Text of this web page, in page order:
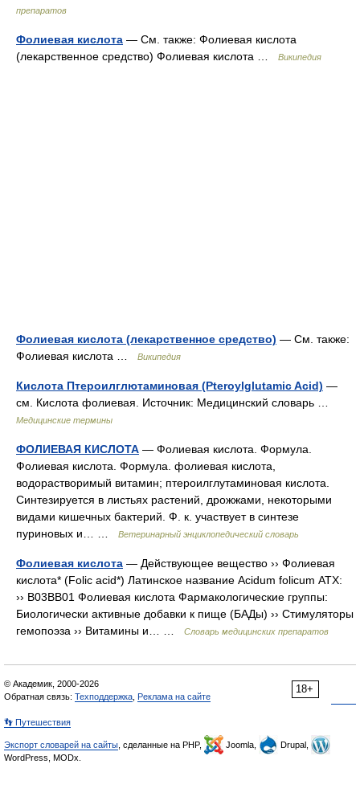
препаратов
Фолиевая кислота — См. также: Фолиевая кислота
(лекарственное средство) Фолиевая кислота …
Википедия
Фолиевая кислота (лекарственное средство) — См. также:
Фолиевая кислота …
Википедия
Кислота Птероилглютаминовая (Pteroylglutamic Acid) —
см. Кислота фолиевая. Источник: Медицинский словарь …
Медицинские термины
ФОЛИЕВАЯ КИСЛОТА — Фолиевая кислота. Формула.
Фолиевая кислота. Формула. фолиевая кислота,
водорастворимый витамин; птероилглутаминовая кислота.
Синтезируется в листьях растений, дрожжами, некоторыми
видами кишечных бактерий. Ф. к. участвует в синтезе
пуриновых и… …
Ветеринарный энциклопедический словарь
Фолиевая кислота — Действующее вещество ›› Фолиевая
кислота* (Folic acid*) Латинское название Acidum folicum АТХ:
›› B03BB01 Фолиевая кислота Фармакологические группы:
Биологически активные добавки к пище (БАДы) ›› Стимуляторы
гемопоэза ›› Витамины и… …
Словарь медицинских препаратов
18+
© Академик, 2000-2026
Обратная связь: Техподдержка Реклама на сайте
👣 Путешествия
Экспорт словарей на сайты , сделанные на PHP, Joomla,
Drupal,
WordPress, MODx.